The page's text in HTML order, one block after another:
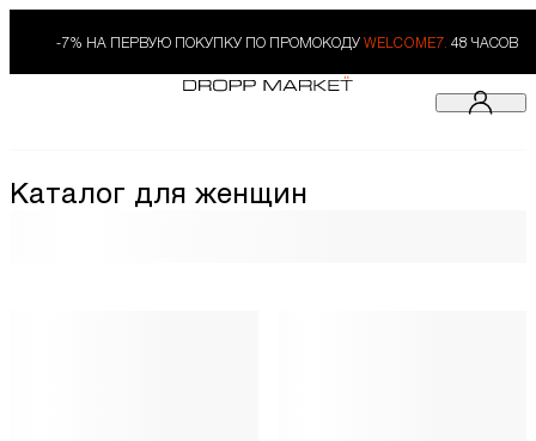
-7% НА ПЕРВУЮ ПОКУПКУ ПО ПРОМОКОДУ WELCOME7. 48 ЧАСОВ
Каталог для женщин